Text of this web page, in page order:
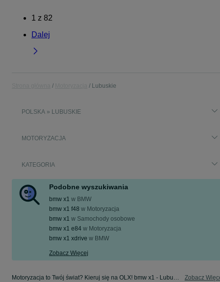
1 z 82
Dalej
Lubuskie
POLSKA » LUBUSKIE
MOTORYZACJA
KATEGORIA
Podobne wyszukiwania
bmw x1 w BMW
bmw x1 f48 w Motoryzacja
bmw x1 w Samochody osobowe
bmw x1 e84 w Motoryzacja
bmw x1 xdrive w BMW
Zobacz Więcej
Motoryzacja to Twój świat? Kieruj się na OLX! bmw x1 - Lubuskie - tylko w kategorii Motoryzacja na OLX! Zobacz